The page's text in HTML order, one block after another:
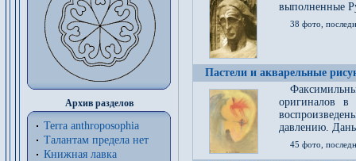
Архив разделов
Terra anthroposophia
Талантам предела нет
Книжная лавка
выполненные
38 фото,
Пастели и акварельные
оригиналов
давлению.
45 фото,